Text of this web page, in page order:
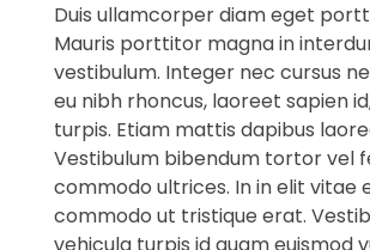
Duis ullamcorper diam eget
Mauris porttitor magna in
vestibulum. Integer nec cursus
eu nibh rhoncus, laoreet sapien
turpis. Etiam mattis dapibus
Vestibulum bibendum tortor vel
commodo ultrices. In in elit vitae
commodo ut tristique erat.